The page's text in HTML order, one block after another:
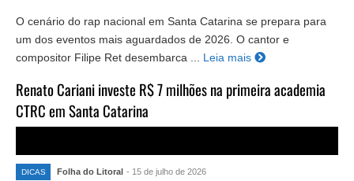
O cenário do rap nacional em Santa Catarina se prepara para
um dos eventos mais aguardados de 2026. O cantor e
compositor Filipe Ret desembarca ...
Leia mais
Renato Cariani investe R$ 7 milhões na primeira academia
CTRC em Santa Catarina
DICAS Folha do Litoral - 15 de julho de 2026